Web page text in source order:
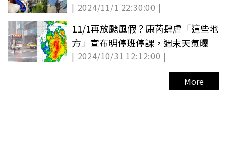
點
| 2024/11/1 22:30:00 |
11/1再放颱風假？康芮肆虐「這些地
方」宣布明停班停課，週末天氣曝
| 2024/10/31 12:12:00 |
More